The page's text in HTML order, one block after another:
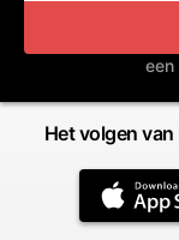
een
Het volgen